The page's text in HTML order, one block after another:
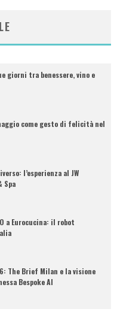
giorni tra benessere, vino e
come gesto di felicità nel
l’esperienza al JW
Spa
a Eurocucina: il robot
The Brief Milan e la visione
Bespoke AI